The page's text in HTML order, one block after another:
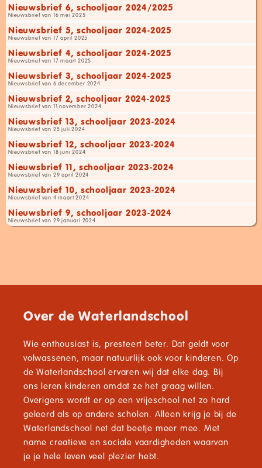
Nieuwsbrief 6, schooljaar 2024/2025
Nieuwsbrief van 16 mei 2025
Nieuwsbrief 5, schooljaar 2024-2025
Nieuwsbrief van 17 april 2025
Nieuwsbrief 4, schooljaar 2024-2025
Nieuwsbrief van 17 maart 2025
Nieuwsbrief 3, schooljaar 2024-2025
Nieuwsbrief van 6 december 2024
Nieuwsbrief 2, schooljaar 2024-2025
Nieuwsbrief van 11 november 2024
Nieuwsbrief 13, schooljaar 2023-2024
Nieuwsbrief van 25 juli 2024
Nieuwsbrief 12, schooljaar 2023-2024
Nieuwsbrief van 18 juni 2024
Nieuwsbrief 11, schooljaar 2023-2024
Nieuwsbrief van 29 april 2024
Nieuwsbrief 10, schooljaar 2023-2024
Nieuwsbrief van 4 maart 2024
Nieuwsbrief 9, schooljaar 2023-2024
Nieuwsbrief van 29 januari 2024
Over de Waterlandschool
Wie enthousiast is, presteert beter. Dat geldt voor
volwassenen, maar natuurlijk ook voor kinderen. Op
de Waterlandschool ervaren wij dat elke dag. Bij
ons leren kinderen omdat ze het graag willen.
Overigens wordt er op een vrijeschool net zo hard
geleerd als op andere scholen. Alleen krijg je bij de
Waterlandschool net dat beetje meer mee. Met
name creatieve en sociale vaardigheden waarvan
je je hele leven veel plezier hebt.